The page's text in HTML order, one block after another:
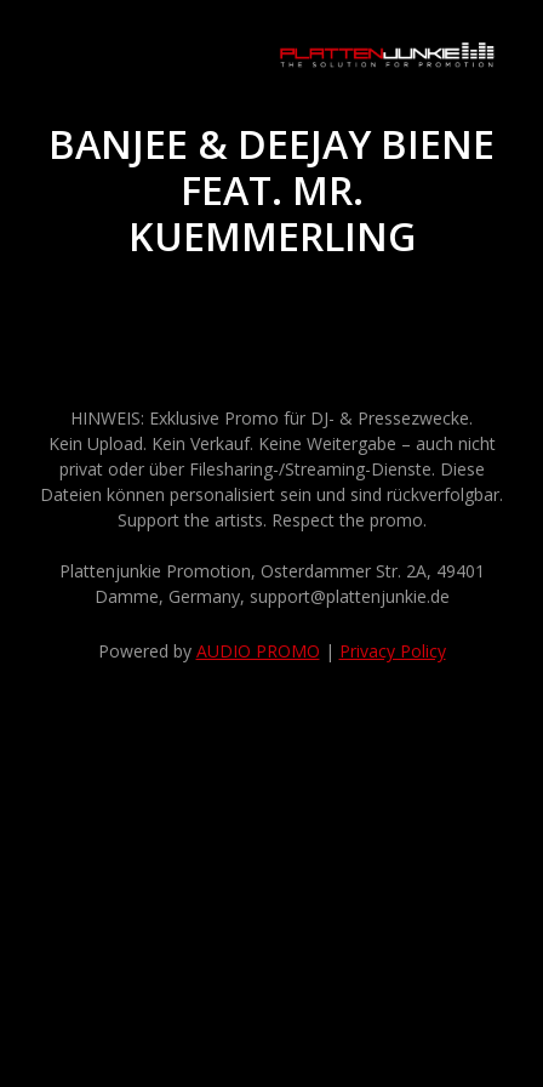
BANJEE & DEEJAY BIENE
FEAT. MR.
KUEMMERLING
HINWEIS: Exklusive Promo für DJ- & Pressezwecke.
Kein Upload. Kein Verkauf. Keine Weitergabe – auch nicht
privat oder über Filesharing-/Streaming-Dienste. Diese
Dateien können personalisiert sein und sind rückverfolgbar.
Support the artists. Respect the promo.
Plattenjunkie Promotion, Osterdammer Str. 2A, 49401
Damme, Germany, support@plattenjunkie.de
Powered by AUDIO PROMO | Privacy Policy